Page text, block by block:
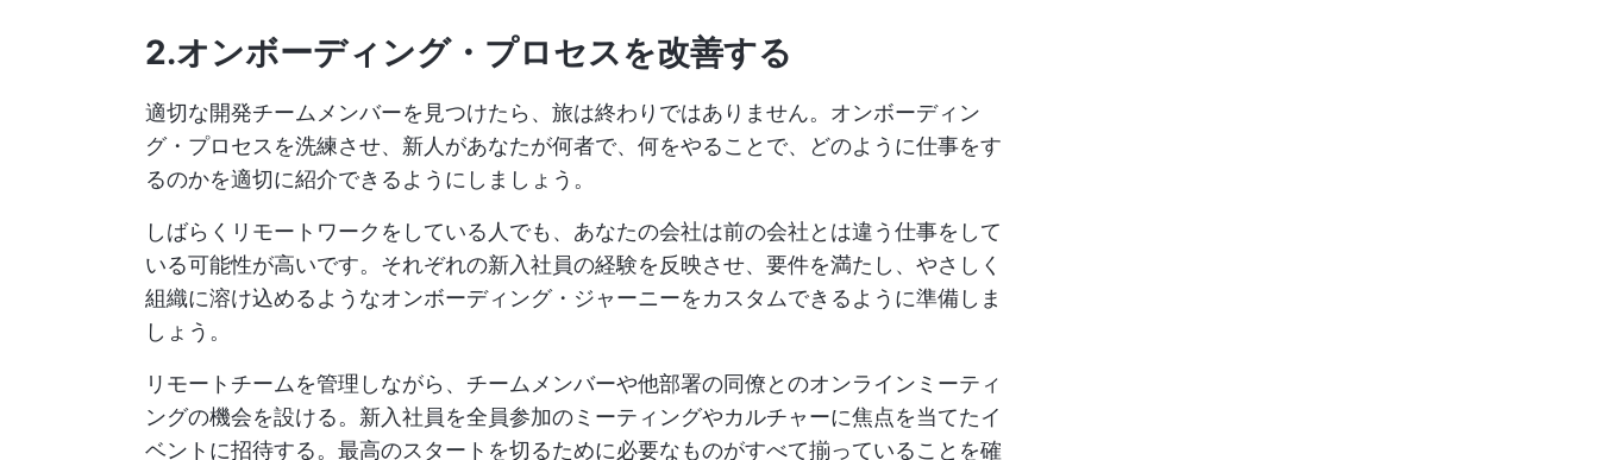
2.オンボーディング・プロセスを改善する
適切な開発チームメンバーを見つけたら、旅は終わりではありません。オンボーディン
グ・プロセスを洗練させ、新人があなたが何者で、何をやることで、どのように仕事をす
るのかを適切に紹介できるようにしましょう。
しばらくリモートワークをしている人でも、あなたの会社は前の会社とは違う仕事をして
いる可能性が高いです。それぞれの新入社員の経験を反映させ、要件を満たし、やさしく
組織に溶け込めるようなオンボーディング・ジャーニーをカスタムできるように準備しま
しょう。
リモートチームを管理しながら、チームメンバーや他部署の同僚とのオンラインミーティ
ングの機会を設ける。新入社員を全員参加のミーティングやカルチャーに焦点を当てたイ
ベントに招待する。最高のスタートを切るために必要なものがすべて揃っていることを確